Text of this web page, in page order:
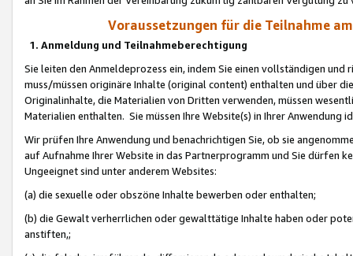
Voraussetzungen für die Teilnahme
1. Anmeldung und Teilnahmeberechtigung
Sie leiten den Anmeldeprozess ein, indem Sie einen vollständigen
muss/müssen originäre Inhalte (original content) enthalten und über
Originalinhalte, die Materialien von Dritten verwenden, müssen
Materialien enthalten. Sie müssen Ihre Website(s) in Ihrer Anwendung
Wir prüfen Ihre Anwendung und benachrichtigen Sie, ob sie
auf Aufnahme Ihrer Website in das Partnerprogramm und Sie dürfen
Ungeeignet sind unter anderem Websites:
(a) die sexuelle oder obszöne Inhalte bewerben oder enthalten;
(b) die Gewalt verherrlichen oder gewalttätige Inhalte haben oder
anstiften,;